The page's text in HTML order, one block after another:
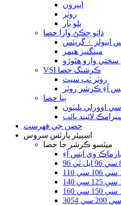
ايپرون
روٽر
بلو بار
ڌاتو ڇڪڻ وارا حصا
اينولز ۽ گريٽس
مينگنيز هيمر
سختي وارو هٿوڙو
VSI ڪرشنگ حصا
روٽر ٽپ سيٽ
آءِ ڪرشر روٽر
ٻيا حصا
اوورلي پليٽون
لائينڊ پائپ
حصن جي فهرست
اسپيئر پارٽس سروس
ميٽسو ڪرشر جا حصا
وي ايس آءِ
3054